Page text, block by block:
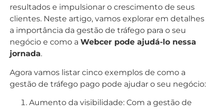
resultados e impulsionar o crescimento de seus
clientes. Neste artigo, vamos explorar em detalhes
a importância da gestão de tráfego para o seu
negócio e como a Webcer pode ajudá-lo nessa
jornada.
Agora vamos listar cinco exemplos de como a
gestão de tráfego pago pode ajudar o seu negócio:
Aumento da visibilidade: Com a gestão de